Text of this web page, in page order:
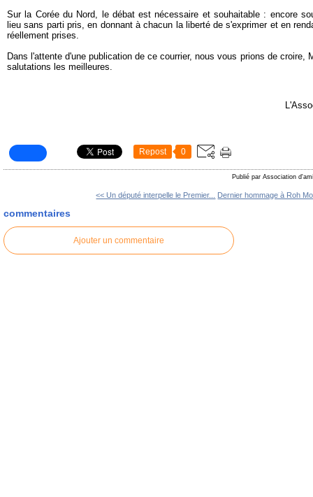
Sur la Corée du Nord, le débat est nécessaire et souhaitable : encore
lieu sans parti pris, en donnant à chacun la liberté de s'exprimer et en
réellement prises.
Dans l'attente d'une publication de ce courrier, nous vous prions de croire,
salutations les meilleures.
Repost 0
Publié par Association
<< Un député interpelle le Premier... Dernier hommage à Roh
commentaires
Ajouter un commentaire